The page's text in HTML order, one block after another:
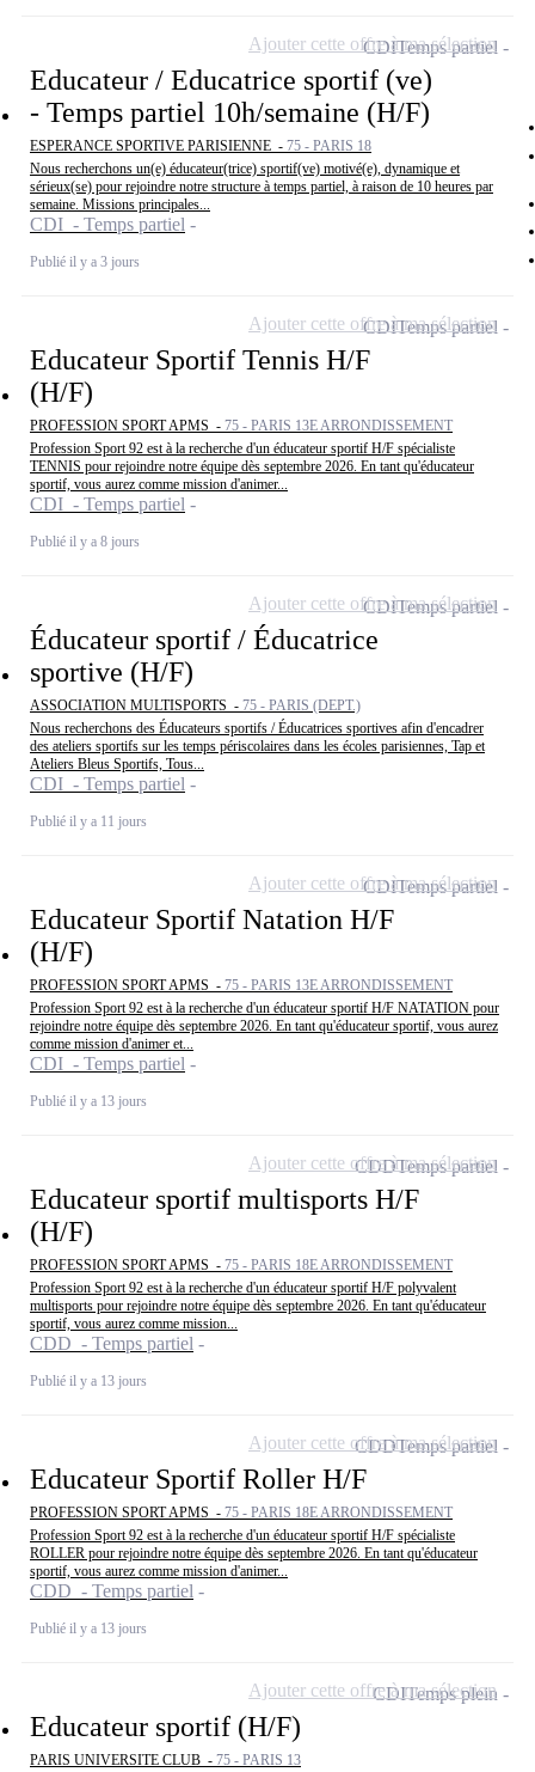
Educateur / Educatrice sportif (ve)
- Temps partiel 10h/semaine (H/F)
ESPERANCE SPORTIVE PARISIENNE - 75 - PARIS 18
Nous recherchons un(e) éducateur(trice) sportif(ve) motivé(e), dynamique et
sérieux(se) pour rejoindre notre structure à temps partiel, à raison de 10 heures par
semaine. Missions principales...
CDI - Temps partiel
Publié il y a 3 jours
CDITemps partiel
Ajouter cette offre à ma sélection
Educateur Sportif Tennis H/F
(H/F)
PROFESSION SPORT APMS - 75 - PARIS 13E ARRONDISSEMENT
Profession Sport 92 est à la recherche d'un éducateur sportif H/F spécialiste
TENNIS pour rejoindre notre équipe dès septembre 2026. En tant qu'éducateur
sportif, vous aurez comme mission d'animer...
CDI - Temps partiel
Publié il y a 8 jours
CDITemps partiel
Ajouter cette offre à ma sélection
Éducateur sportif / Éducatrice
sportive (H/F)
ASSOCIATION MULTISPORTS - 75 - PARIS (DEPT.)
Nous recherchons des Éducateurs sportifs / Éducatrices sportives afin d'encadrer
des ateliers sportifs sur les temps périscolaires dans les écoles parisiennes, Tap et
Ateliers Bleus Sportifs, Tous...
CDI - Temps partiel
Publié il y a 11 jours
CDITemps partiel
Ajouter cette offre à ma sélection
Educateur Sportif Natation H/F
(H/F)
PROFESSION SPORT APMS - 75 - PARIS 13E ARRONDISSEMENT
Profession Sport 92 est à la recherche d'un éducateur sportif H/F NATATION pour
rejoindre notre équipe dès septembre 2026. En tant qu'éducateur sportif, vous aurez
comme mission d'animer et...
CDI - Temps partiel
Publié il y a 13 jours
CDITemps partiel
Ajouter cette offre à ma sélection
Educateur sportif multisports H/F
(H/F)
PROFESSION SPORT APMS - 75 - PARIS 18E ARRONDISSEMENT
Profession Sport 92 est à la recherche d'un éducateur sportif H/F polyvalent
multisports pour rejoindre notre équipe dès septembre 2026. En tant qu'éducateur
sportif, vous aurez comme mission...
CDD - Temps partiel
Publié il y a 13 jours
CDDTemps partiel
Ajouter cette offre à ma sélection
Educateur Sportif Roller H/F
PROFESSION SPORT APMS - 75 - PARIS 18E ARRONDISSEMENT
Profession Sport 92 est à la recherche d'un éducateur sportif H/F spécialiste
ROLLER pour rejoindre notre équipe dès septembre 2026. En tant qu'éducateur
sportif, vous aurez comme mission d'animer...
CDD - Temps partiel
Publié il y a 13 jours
CDDTemps partiel
Ajouter cette offre à ma sélection
Educateur sportif (H/F)
PARIS UNIVERSITE CLUB - 75 - PARIS 13
CDITemps plein
Ajouter cette offre à ma sélection